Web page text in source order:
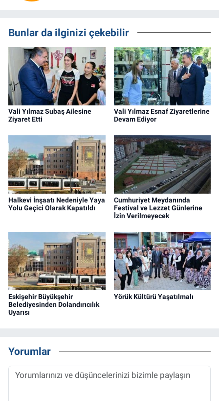
Bunlar da ilginizi çekebilir
Vali Yılmaz Subaş Ailesine
Ziyaret Etti
Vali Yılmaz Esnaf Ziyaretlerine
Devam Ediyor
Halkevi İnşaatı Nedeniyle Yaya
Yolu Geçici Olarak Kapatıldı
Cumhuriyet Meydanında
Festival ve Lezzet Günlerine
İzin Verilmeyecek
Eskişehir Büyükşehir
Belediyesinden Dolandırıcılık
Uyarısı
Yörük Kültürü Yaşatılmalı
Yorumlar